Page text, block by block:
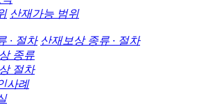
산재가능 범위
· 절차 산재보상 종류 · 절차
종류
절차
사례